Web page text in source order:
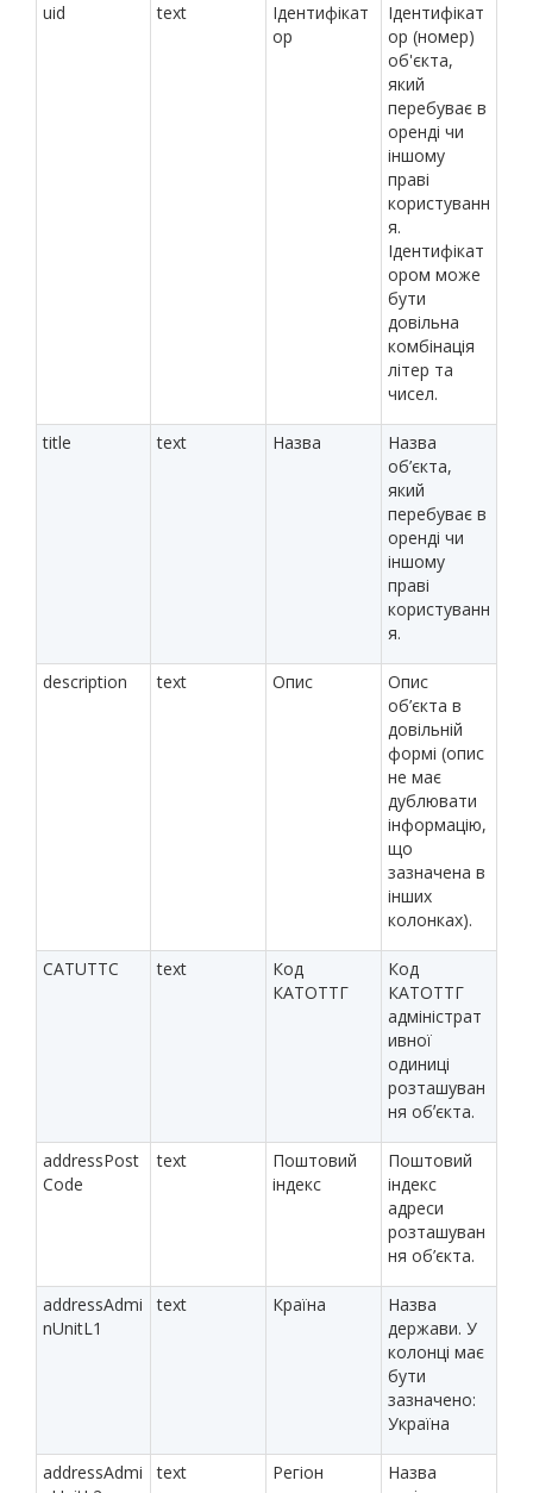
uid
text
Ідентифікат
ор
Ідентифікат
ор (номер)
об'єкта,
який
перебуває в
оренді чи
іншому
праві
користуванн
я.
Ідентифікат
ором може
бути
довільна
комбінація
літер та
чисел.
title text Назва
Назва
об’єкта,
який
перебуває в
оренді чи
іншому
праві
користуванн
я.
description text Опис
Опис
об’єкта в
довільній
формі (опис
не має
дублювати
інформацію,
що
зазначена в
інших
колонках).
CATUTTC text
Код
КАТОТТГ
Код
КАТОТТГ
адміністрат
ивної
одиниці
розташуван
ня обʼєкта.
addressPost
Code
text
Поштовий
індекс
Поштовий
індекс
адреси
розташуван
ня об’єкта.
addressAdmi
nUnitL1
text Країна
Назва
держави. У
колонці має
бути
зазначено:
Україна
addressAdmi
text Регіон
Назва